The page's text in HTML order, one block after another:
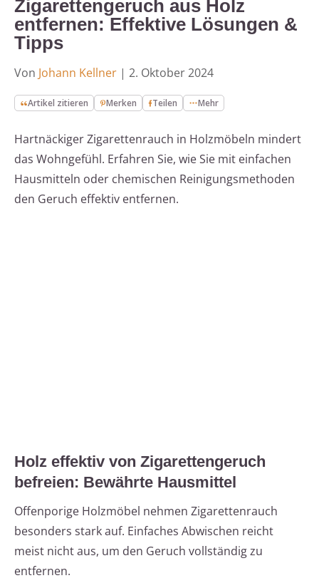
Zigarettengeruch aus Holz
entfernen: Effektive Lösungen &
Tipps
Von Johann Kellner | 2. Oktober 2024
Artikel zitieren Merken Teilen Mehr
Hartnäckiger Zigarettenrauch in Holzmöbeln mindert
das Wohngefühl. Erfahren Sie, wie Sie mit einfachen
Hausmitteln oder chemischen Reinigungsmethoden
den Geruch effektiv entfernen.
Holz effektiv von Zigarettengeruch
befreien: Bewährte Hausmittel
Offenporige Holzmöbel nehmen Zigarettenrauch
besonders stark auf. Einfaches Abwischen reicht
meist nicht aus, um den Geruch vollständig zu
entfernen.